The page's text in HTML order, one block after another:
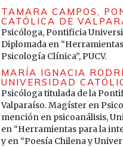
Topia.
Tubert, Silvia (2001). Deseo
de psicoanálisis y teoría
Valles, Miguel (2002/2009).
Investigaciones
Varela, Nuria (2019).
Vergara, María Trinidad &
perspectiva de género en
adultas y adultos (Tesis de
Católica, Santiago, Chile.
TAMARA CAMPOS,
CATÓLICA DE
Psicóloga, Pontificia
Diplomada en
Psicología Clínica”, PUCV.
MARÍA IGNACIA
UNIVERSIDAD
Psicóloga titulada de la
Valparaíso. Magíster en
mención en psicoanálisis,
en “Herramientas para la
y en “Poesía Chilena y